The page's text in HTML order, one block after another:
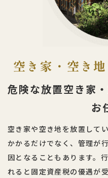
空き家・空き
危険な放置空き家
お
空き家や空き地を放置して
かかるだけでなく、管理が
因となることもあります。
れると固定資産税の優遇が